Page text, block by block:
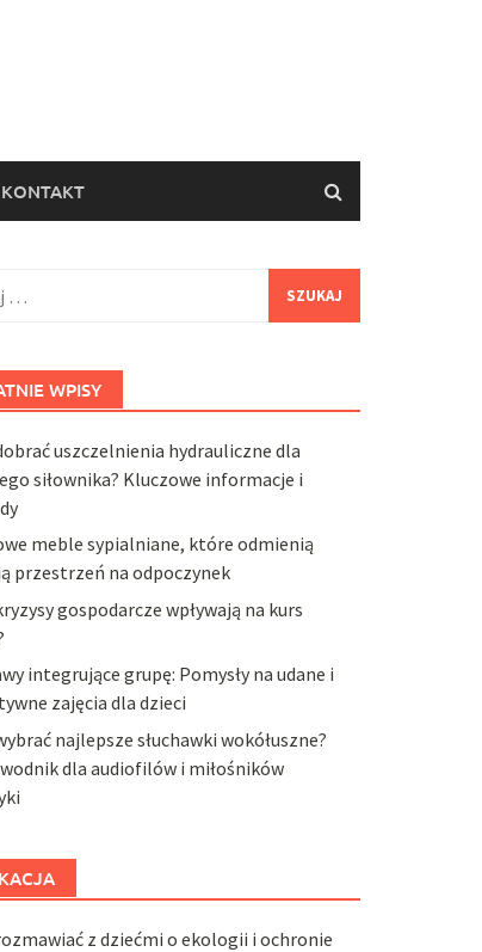
WPISY
uszczelnienia hydrauliczne dla
siłownika? Kluczowe informacje i
meble sypialniane, które odmienią
przestrzeń na odpoczynek
gospodarcze wpływają na kurs
integrujące grupę: Pomysły na udane i
zajęcia dla dzieci
najlepsze słuchawki wokółuszne?
dla audiofilów i miłośników
z dziećmi o ekologii i ochronie